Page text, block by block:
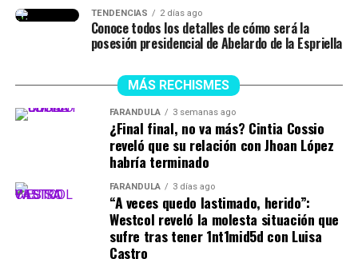
La Patria Milagro se
construye desde las
regiones, porque cuando
las regiones prosperan,
prospera Colombia.
El…
pic.twitter.com/ZNpcZVzUqh
TENDENCIAS 2 días ago
Conoce todos los detalles de cómo será la
posesión presidencial de Abelardo de la Espriella
MÁS RECHISMES
FARÁNDULA 3 semanas ago
¿Final final, no va más? Cintia Cossio
reveló que su relación con Jhoan López
habría terminado
FARÁNDULA 3 días ago
“A veces quedo lastimado, herido”:
Westcol reveló la molesta situación que
sufre tras tener 1nt1mid5d con Luisa
Castro